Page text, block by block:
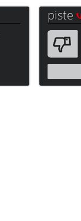
piste